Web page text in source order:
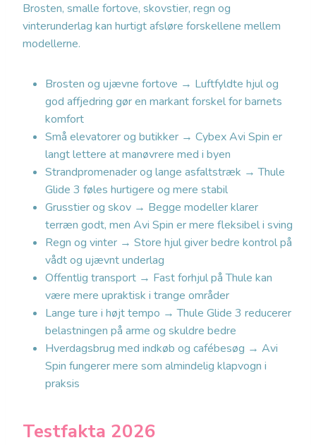
Brosten, smalle fortove, skovstier, regn og
vinterunderlag kan hurtigt afsløre forskellene mellem
modellerne.
Brosten og ujævne fortove → Luftfyldte hjul og
god affjedring gør en markant forskel for barnets
komfort
Små elevatorer og butikker → Cybex Avi Spin er
langt lettere at manøvrere med i byen
Strandpromenader og lange asfaltstræk → Thule
Glide 3 føles hurtigere og mere stabil
Grusstier og skov → Begge modeller klarer
terræn godt, men Avi Spin er mere fleksibel i sving
Regn og vinter → Store hjul giver bedre kontrol på
vådt og ujævnt underlag
Offentlig transport → Fast forhjul på Thule kan
være mere upraktisk i trange områder
Lange ture i højt tempo → Thule Glide 3 reducerer
belastningen på arme og skuldre bedre
Hverdagsbrug med indkøb og cafébesøg → Avi
Spin fungerer mere som almindelig klapvogn i
praksis
Testfakta 2026